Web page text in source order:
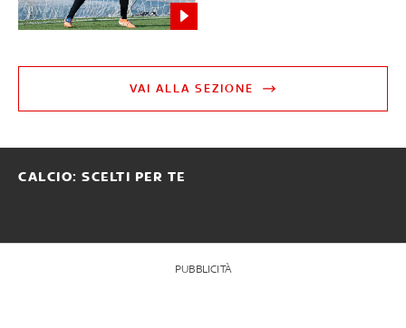
VAI ALLA SEZIONE
CALCIO: SCELTI PER TE
PUBBLICITÀ